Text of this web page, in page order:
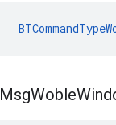
MsgWoble